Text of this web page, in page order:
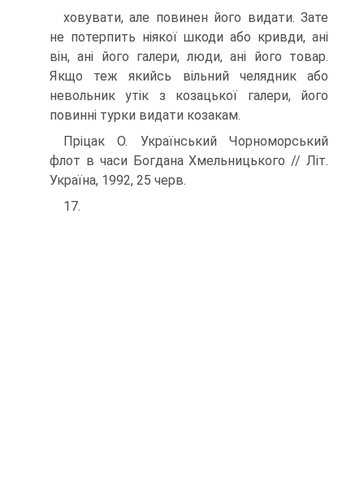
ховувати, але повинен його видати. Зате
не потерпить ніякої шкоди або кривди, ані
він, ані його галери, люди, ані його товар.
Якщо теж якийсь вільний челядник або
невольник утік з козацької галери, його
повинні турки видати козакам.
Пріцак О. Український Чорноморський
флот в часи Богдана Хмельницького // Літ.
Україна, 1992, 25 черв.
17.